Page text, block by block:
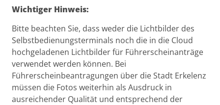
Wichtiger Hinweis:
Bitte beachten Sie, dass weder die Lichtbilder des
Selbstbedienungsterminals noch die in die Cloud
hochgeladenen Lichtbilder für Führerscheinanträge
verwendet werden können. Bei
Führerscheinbeantragungen über die Stadt Erkelenz
müssen die Fotos weiterhin als Ausdruck in
ausreichender Qualität und entsprechend der